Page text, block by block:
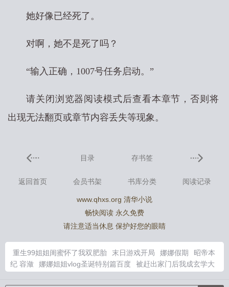
她好像已经死了。
对啊，她不是死了吗？
“输入正确，1007号任务启动。”
请关闭浏览器阅读模式后查看本章节，否则将
出现无法翻页或章节内容丢失等现象。
目录 存书签
返回首页 会员书架 书库分类 阅读记录
www.qhxs.org 清华小说
畅快阅读 永久免费
请注意适当休息 保护好您的眼睛
重生99姐姐闺蜜怀了我双肥胎 末日游戏开局 娜娜假期
昭帝本
纪 容潋
娜娜姐姐vlog圣诞特别篇百度
被赶出家门后我成玄学大